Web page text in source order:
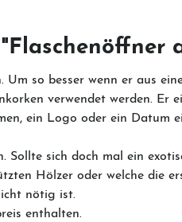
so besser wenn er aus
verwendet werden. Er
ein Logo oder ein Datum
sich doch mal ein
Hölzer oder welche die
nötig ist.
enthalten.